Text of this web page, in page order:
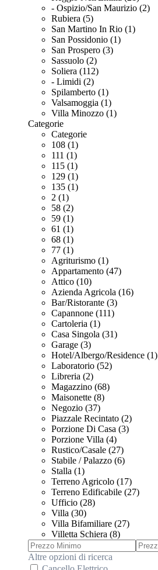
- Ospizio/San Maurizio (2)
Rubiera (5)
San Martino In Rio (1)
San Possidonio (1)
San Prospero (3)
Sassuolo (2)
Soliera (112)
- Limidi (2)
Spilamberto (1)
Valsamoggia (1)
Villa Minozzo (1)
Categorie
Categorie
108 (1)
111 (1)
115 (1)
129 (1)
135 (1)
2 (1)
58 (2)
59 (1)
61 (1)
68 (1)
77 (1)
Agriturismo (1)
Appartamento (47)
Attico (10)
Azienda Agricola (16)
Bar/Ristorante (3)
Capannone (111)
Cartoleria (1)
Casa Singola (31)
Garage (3)
Hotel/Albergo/Residence (1)
Laboratorio (52)
Libreria (2)
Magazzino (68)
Maisonette (8)
Negozio (37)
Piazzale Recintato (2)
Porzione Di Casa (3)
Porzione Villa (4)
Rustico/Casale (27)
Stabile / Palazzo (6)
Stalla (1)
Terreno Agricolo (17)
Terreno Edificabile (27)
Ufficio (28)
Villa (30)
Villa Bifamiliare (27)
Villetta Schiera (8)
Altre opzioni di ricerca